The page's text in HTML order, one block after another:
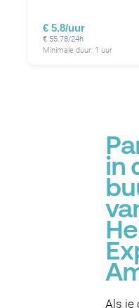
€ 5.8/uur
€ 55.78/24h
Minimale duur: 1 uur
in
Als je